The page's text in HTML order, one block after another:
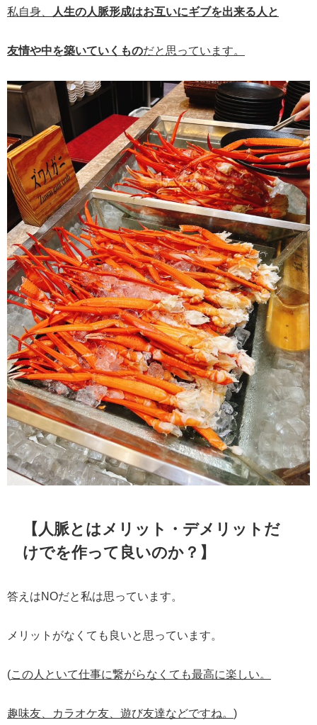
私自身、 人生の人脈形成はお互いにギブを出来る人と
友情や中を築いていくものだと思っています。
【人脈とはメリット・デメリットだ
けでを作って良いのか？】
答えはNOだと私は思っています。
メリットがなくても良いと思っています。
(この人といて仕事に繋がらなくても最高に楽しい。
趣味友、カラオケ友、遊び友達などですね。 )